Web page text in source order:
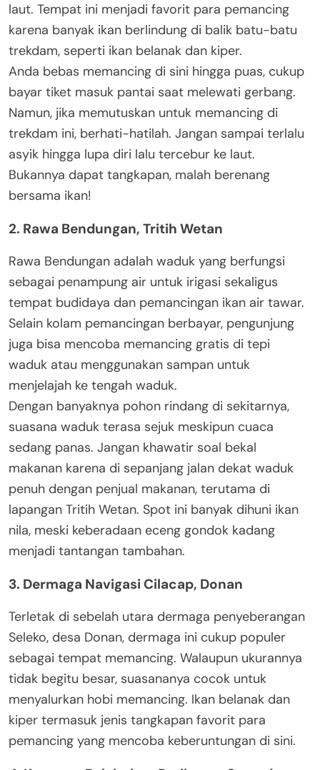
laut. Tempat ini menjadi favorit para pemancing
karena banyak ikan berlindung di balik batu-batu
trekdam, seperti ikan belanak dan kiper.
Anda bebas memancing di sini hingga puas, cukup
bayar tiket masuk pantai saat melewati gerbang.
Namun, jika memutuskan untuk memancing di
trekdam ini, berhati-hatilah. Jangan sampai terlalu
asyik hingga lupa diri lalu tercebur ke laut.
Bukannya dapat tangkapan, malah berenang
bersama ikan!
2. Rawa Bendungan, Tritih Wetan
Rawa Bendungan adalah waduk yang berfungsi
sebagai penampung air untuk irigasi sekaligus
tempat budidaya dan pemancingan ikan air tawar.
Selain kolam pemancingan berbayar, pengunjung
juga bisa mencoba memancing gratis di tepi
waduk atau menggunakan sampan untuk
menjelajah ke tengah waduk.
Dengan banyaknya pohon rindang di sekitarnya,
suasana waduk terasa sejuk meskipun cuaca
sedang panas. Jangan khawatir soal bekal
makanan karena di sepanjang jalan dekat waduk
penuh dengan penjual makanan, terutama di
lapangan Tritih Wetan. Spot ini banyak dihuni ikan
nila, meski keberadaan eceng gondok kadang
menjadi tantangan tambahan.
3. Dermaga Navigasi Cilacap, Donan
Terletak di sebelah utara dermaga penyeberangan
Seleko, desa Donan, dermaga ini cukup populer
sebagai tempat memancing. Walaupun ukurannya
tidak begitu besar, suasananya cocok untuk
menyalurkan hobi memancing. Ikan belanak dan
kiper termasuk jenis tangkapan favorit para
pemancing yang mencoba keberuntungan di sini.